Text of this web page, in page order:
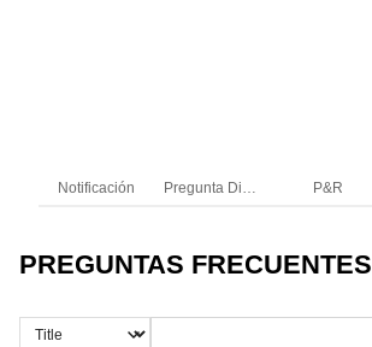
Notificación Pregunta Directa P&R
PREGUNTAS FRECUENTES